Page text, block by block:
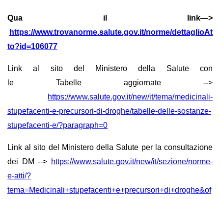
Qua il link—>
https://www.trovanorme.salute.gov.it/norme/dettaglioAt
to?id=106077
Link al sito del Ministero della Salute con
le Tabelle aggiornate -->
https://www.salute.gov.it/new/it/tema/medicinali-
stupefacenti-e-precursori-di-droghe/tabelle-delle-sostanze-
stupefacenti-e/?paragraph=0
Link al sito del Ministero della Salute per la consultazione
dei DM --> https://www.salute.gov.it/new/it/sezione/norme-
e-atti/?
tema=Medicinali+stupefacenti+e+precursori+di+droghe&of